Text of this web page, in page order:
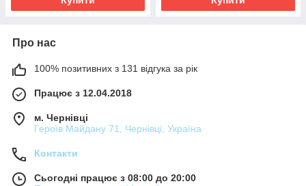
Про нас
100% позитивних з 131 відгука за рік
Працює з 12.04.2018
м. Чернівці
Героїв Майдану 71, Чернівці, Україна
Контакти
Сьогодні працює з 08:00 до 20:00